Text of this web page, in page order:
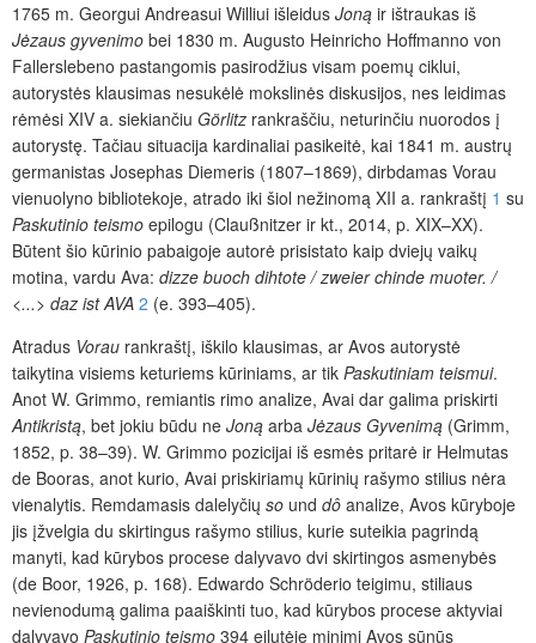
1765 m. Georgui Andreasui Williui išleidus Joną ir ištraukas iš
Jėzaus gyvenimo bei 1830 m. Augusto Heinricho Hoffmanno von
Fallerslebeno pastangomis pasirodžius visam poemų ciklui,
autorystės klausimas nesukėlė mokslinės diskusijos, nes leidimas
rėmėsi XIV a. siekiančiu Görlitz rankraščiu, neturinčiu nuorodos į
autorystę. Tačiau situacija kardinaliai pasikeitė, kai 1841 m. austrų
germanistas Josephas Diemeris (1807–1869), dirbdamas Vorau
vienuolyno bibliotekoje, atrado iki šiol nežinomą XII a. rankraštį 1 su
Paskutinio teismo epilogu (Claußnitzer ir kt., 2014, p. XIX–XX).
Būtent šio kūrinio pabaigoje autorė prisistato kaip dviejų vaikų
motina, vardu Ava: dizze buoch dihtote / zweier chinde muoter. /
<...> daz ist AVA 2 (e. 393–405).
Atradus Vorau rankraštį, iškilo klausimas, ar Avos autorystė
taikytina visiems keturiems kūriniams, ar tik Paskutiniam teismui.
Anot W. Grimmo, remiantis rimo analize, Avai dar galima priskirti
Antikristą, bet jokiu būdu ne Joną arba Jėzaus Gyvenimą (Grimm,
1852, p. 38–39). W. Grimmo pozicijai iš esmės pritarė ir Helmutas
de Booras, anot kurio, Avai priskiriamų kūrinių rašymo stilius nėra
vienalytis. Remdamasis dalelyčių so und dô analize, Avos kūryboje
jis įžvelgia du skirtingus rašymo stilius, kurie suteikia pagrindą
manyti, kad kūrybos procese dalyvavo dvi skirtingos asmenybės
(de Boor, 1926, p. 168). Edwardo Schröderio teigimu, stiliaus
nevienodumą galima paaiškinti tuo, kad kūrybos procese aktyviai
dalyvavo Paskutinio teismo 394 eilutėje minimi Avos sūnūs